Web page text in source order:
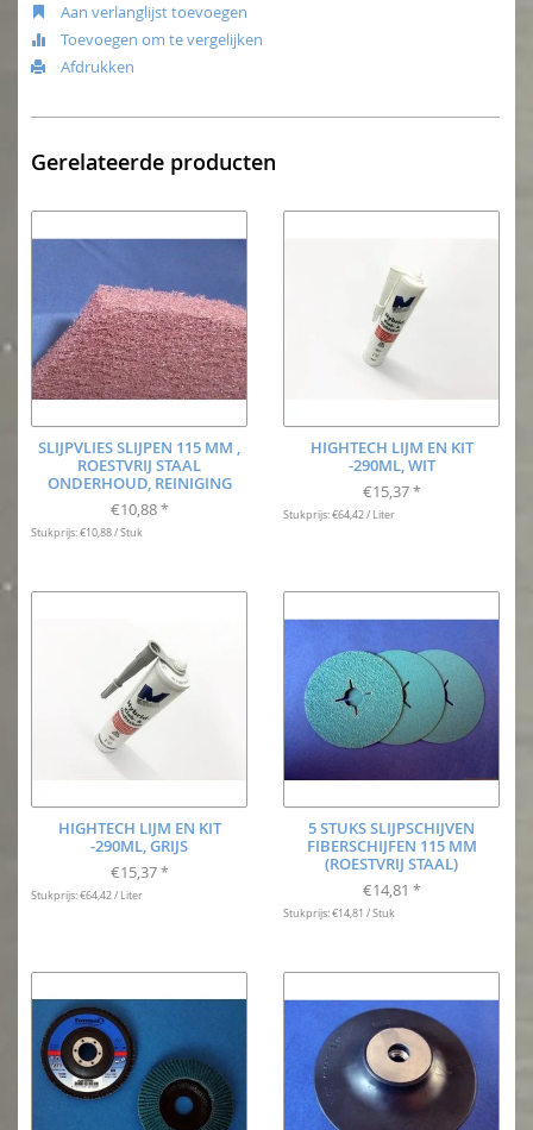
Aan verlanglijst toevoegen
Toevoegen om te vergelijken
Afdrukken
Gerelateerde producten
SLIJPVLIES SLIJPEN 115 MM ,
ROESTVRIJ STAAL
ONDERHOUD, REINIGING
€10,88 *
Stukprijs: €10,88 / Stuk
HIGHTECH LIJM EN KIT
-290ML, WIT
€15,37 *
Stukprijs: €64,42 / Liter
HIGHTECH LIJM EN KIT
-290ML, GRIJS
€15,37 *
Stukprijs: €64,42 / Liter
5 STUKS SLIJPSCHIJVEN
FIBERSCHIJFEN 115 MM
(ROESTVRIJ STAAL)
€14,81 *
Stukprijs: €14,81 / Stuk